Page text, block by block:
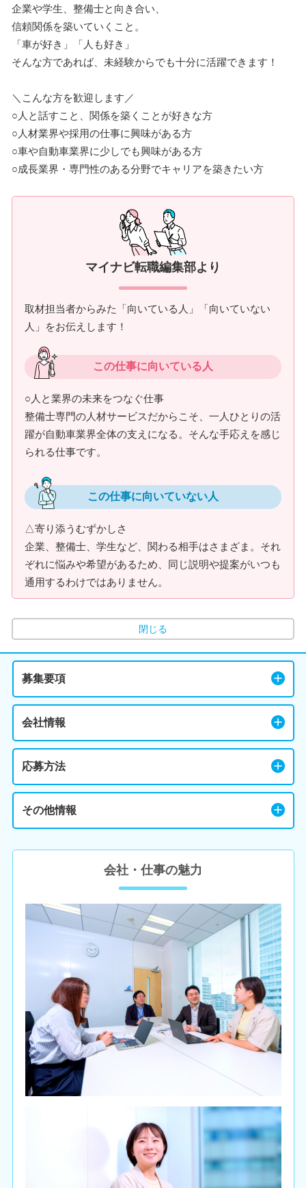
企業や学生、整備士と向き合い、
信頼関係を築いていくこと。
「車が好き」「人も好き」
そんな方であれば、未経験からでも十分に活躍できます！
＼こんな方を歓迎します／
○人と話すこと、関係を築くことが好きな方
○人材業界や採用の仕事に興味がある方
○車や自動車業界に少しでも興味がある方
○成長業界・専門性のある分野でキャリアを築きたい方
マイナビ転職編集部より
取材担当者からみた「向いている人」「向いていない
人」をお伝えします！
この仕事に向いている人
○人と業界の未来をつなぐ仕事
整備士専門の人材サービスだからこそ、一人ひとりの活
躍が自動車業界全体の支えになる。そんな手応えを感じ
られる仕事です。
この仕事に向いていない人
△寄り添うむずかしさ
企業、整備士、学生など、関わる相手はさまざま。それ
ぞれに悩みや希望があるため、同じ説明や提案がいつも
通用するわけではありません。
閉じる
募集要項
会社情報
応募方法
その他情報
会社・仕事の魅力